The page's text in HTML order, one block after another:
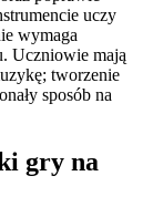
uczy
wymaga
Uczniowie mają
tworzenie
sposób na
gry na